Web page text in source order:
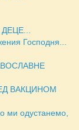
Господня...
ВАКЦИНОМ
ми одустанемо,